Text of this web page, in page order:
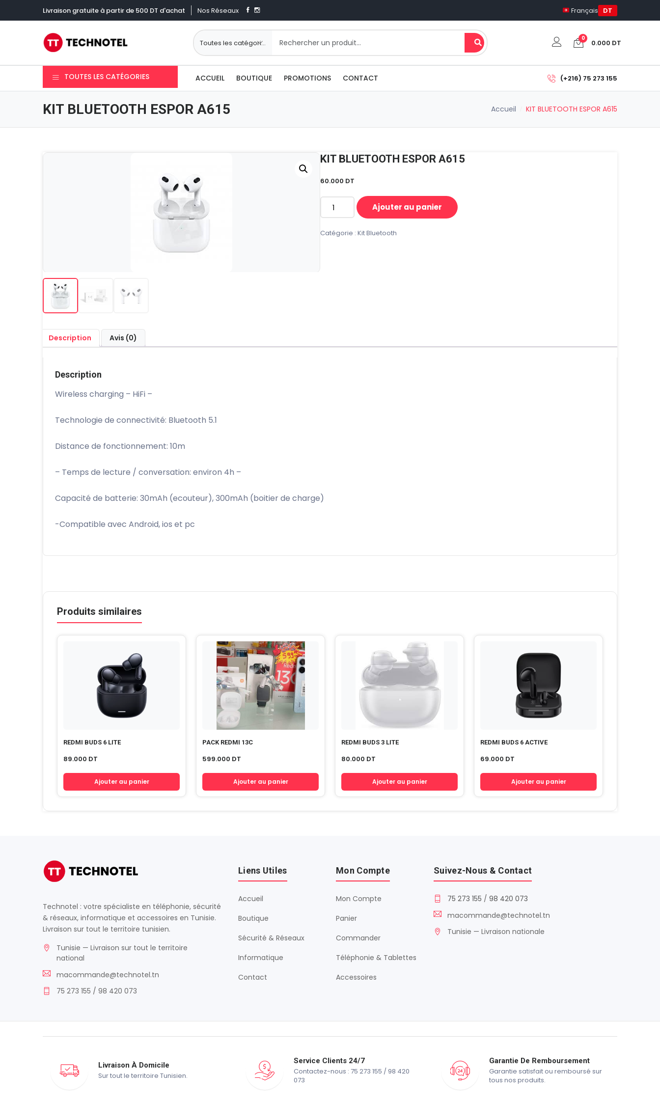
Livraison gratuite à partir de 500 DT d'achat Nos Réseaux Français DT
0 0.000 DT
Sous-total: 0.000DT
TOUTES LES CATÉGORIES ACCUEIL BOUTIQUE PROMOTIONS CONTACT (+216) 75 273 155
KIT BLUETOOTH ESPOR A615 Accueil KIT BLUETOOTH ESPOR A615
KIT BLUETOOTH ESPOR A615
60.000 DT
quantité
KIT
A615
Ajouter au panier
Catégorie : Kit Bluetooth
Description Avis (0)
Description
Wireless charging – HiFi –
Technologie de connectivité: Bluetooth 5.1
Distance de fonctionnement: 10m
– Temps de lecture / conversation: environ 4h –
Capacité de batterie: 30mAh (ecouteur), 300mAh (boitier de charge)
-Compatible avec Android, ios et pc
Produits similaires
REDMI BUDS 6 LITE
89.000 DT
Ajouter au panier
PACK REDMI 13C
599.000 DT
Ajouter au panier
REDMI BUDS 3 LITE
80.000 DT
Ajouter au panier
REDMI BUDS 6 ACTIVE
69.000 DT
Ajouter au panier
Technotel : votre spécialiste en téléphonie, sécurité
& réseaux, informatique et accessoires en Tunisie.
Livraison sur tout le territoire tunisien.
Tunisie — Livraison sur tout le territoire
national
macommande@technotel.tn
75 273 155 / 98 420 073
Liens Utiles
Accueil
Boutique
Sécurité & Réseaux
Informatique
Contact
Mon Compte
Mon Compte
Panier
Commander
Téléphonie & Tablettes
Accessoires
Suivez-Nous & Contact
75 273 155 / 98 420 073
macommande@technotel.tn
Tunisie — Livraison nationale
Livraison À Domicile
Sur tout le territoire Tunisien.
Service Clients 24/7
Contactez-nous : 75 273 155 / 98 420
073
Garantie De Remboursement
Garantie satisfait ou remboursé sur
tous nos produits.